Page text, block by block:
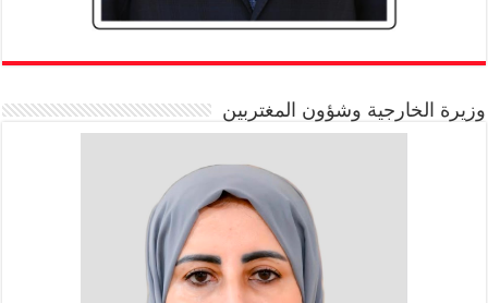
وزيرة الخارجية وشؤون المغتربين